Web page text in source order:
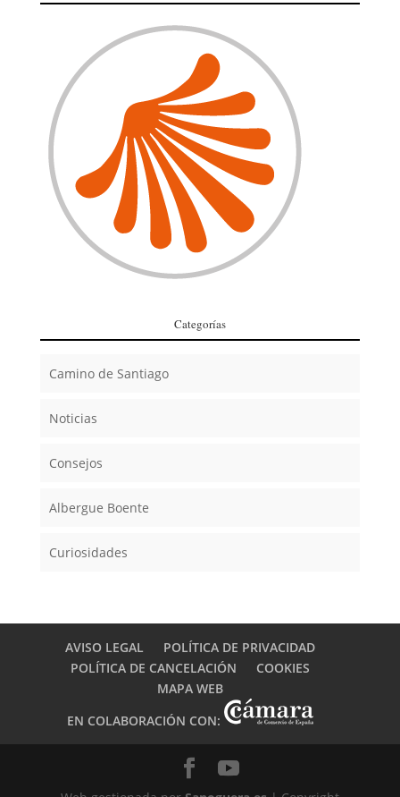
Categorías
Camino de Santiago
Noticias
Consejos
Albergue Boente
Curiosidades
AVISO LEGAL
POLÍTICA DE PRIVACIDAD
POLÍTICA DE CANCELACIÓN
COOKIES
MAPA WEB
EN COLABORACIÓN CON: